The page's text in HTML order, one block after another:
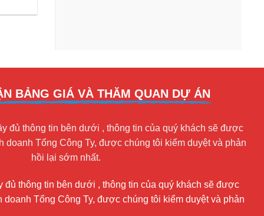
BẢNG GIÁ VÀ THĂM QUAN DỰ ÁN
đủ thông tin bên dưới , thông tin của quý khách sẽ được
doanh Tổng Công Ty, được chúng tôi kiểm duyệt và phản
hồi lại sớm nhất.
đủ thông tin bên dưới , thông tin của quý khách sẽ được
Tổng Công Ty, được chúng tôi kiểm duyệt và phản